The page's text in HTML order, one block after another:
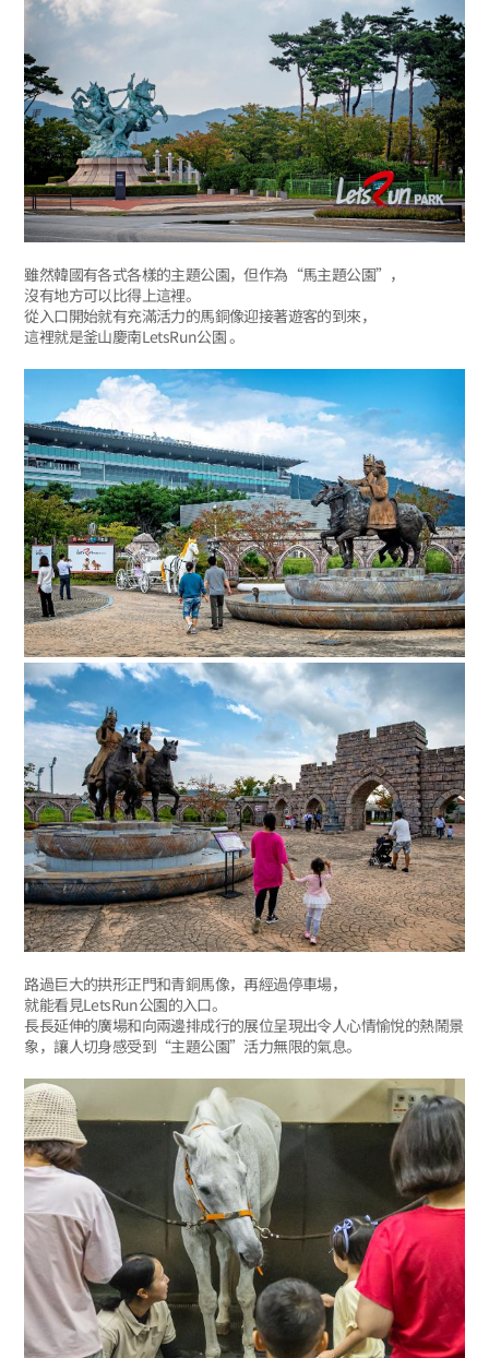
雖然韓國有各式各樣的主題公園，但作為“馬主題公園”，
沒有地方可以比得上這裡。
從入口開始就有充滿活力的馬銅像迎接著遊客的到來，
這裡就是釜山慶南LetsRun公園 。
路過巨大的拱形正門和青銅馬像，再經過停車場，
就能看見LetsRun公園的入口。
長長延伸的廣場和向兩邊排成行的展位呈現出令人心情愉悅的熱鬧景
象，讓人切身感受到“主題公園”活力無限的氣息。